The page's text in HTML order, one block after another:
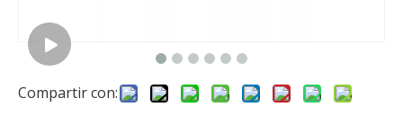
Compartir con: